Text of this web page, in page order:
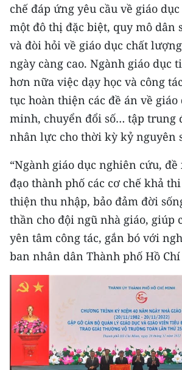
Đông Nam Bộ
Đồng bằng sông Cửu Long
Chuyên trang Hà Nội
Chuyên trang TP. Hồ Chí Minh
CHUYÊN ĐỀ
VỀ BÁO NHÂN DÂN
THỜI NAY
NHÂN DÂN CUỐI TUẦN
NHÂN DÂN HẰNG THÁNG
MUA BÁO
ĐỌC BÁO IN
chế đáp ứng yêu cầu về giáo
một đô thị đặc biệt, quy mô dân
và đòi hỏi về giáo dục chất
ngày càng cao. Ngành giáo dục
hơn nữa việc dạy học và công
tục hoàn thiện các đề án về giáo
minh, chuyển đổi số… tập trung
nhân lực cho thời kỳ kỷ nguyên
“Ngành giáo dục nghiên cứu,
đạo thành phố các cơ chế khả
thiện thu nhập, bảo đảm đời
thần cho đội ngũ nhà giáo, giúp
yên tâm công tác, gắn bó với
ban nhân dân Thành phố Hồ